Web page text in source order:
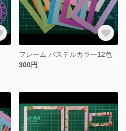
フレーム パステルカラー12色
300円